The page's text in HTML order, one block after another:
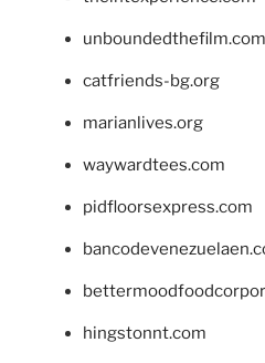
unboundedthefilm.com
catfriends-bg.org
marianlives.org
waywardtees.com
pidfloorsexpress.com
hingstonnt.com